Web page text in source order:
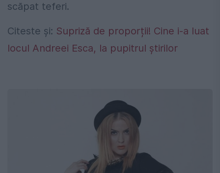
scăpat teferi.
Citeste și: Supriză de proporții! Cine i-a luat
locul Andreei Esca, la pupitrul știrilor